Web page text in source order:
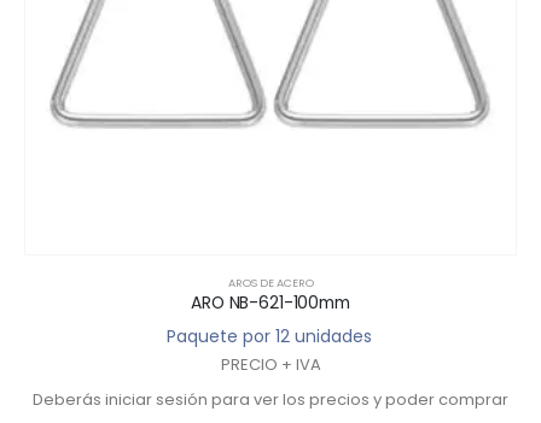
AROS DE ACERO
ARO NB-621-100mm
Paquete por 12 unidades
PRECIO + IVA
Deberás iniciar sesión para ver los precios y poder comprar